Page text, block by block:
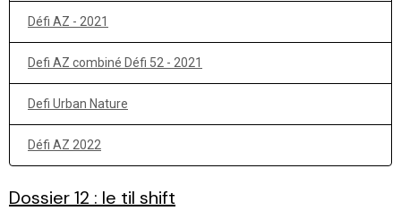
Défi AZ - 2021
Defi AZ combiné Défi 52 - 2021
Defi Urban Nature
Défi AZ 2022
Dossier 12 : le til shift